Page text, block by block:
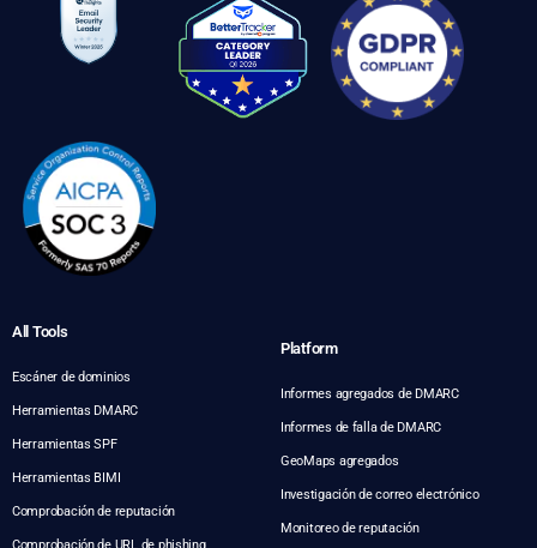
All Tools
Escáner de dominios
Herramientas DMARC
Herramientas SPF
Herramientas BIMI
Comprobación de reputación
Comprobación de URL de phishing
Platform
Informes agregados de DMARC
Informes de falla de DMARC
GeoMaps agregados
Investigación de correo electrónico
Monitoreo de reputación